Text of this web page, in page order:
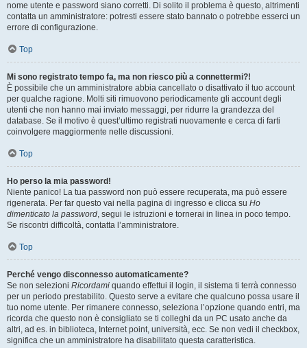
nome utente e password siano corretti. Di solito il problema è questo, altrimenti
contatta un amministratore: potresti essere stato bannato o potrebbe esserci un
errore di configurazione.
Top
Mi sono registrato tempo fa, ma non riesco più a connettermi?!
È possibile che un amministratore abbia cancellato o disattivato il tuo account
per qualche ragione. Molti siti rimuovono periodicamente gli account degli
utenti che non hanno mai inviato messaggi, per ridurre la grandezza del
database. Se il motivo è quest’ultimo registrati nuovamente e cerca di farti
coinvolgere maggiormente nelle discussioni.
Top
Ho perso la mia password!
Niente panico! La tua password non può essere recuperata, ma può essere
rigenerata. Per far questo vai nella pagina di ingresso e clicca su Ho
dimenticato la password, segui le istruzioni e tornerai in linea in poco tempo.
Se riscontri difficoltà, contatta l’amministratore.
Top
Perché vengo disconnesso automaticamente?
Se non selezioni Ricordami quando effettui il login, il sistema ti terrà connesso
per un periodo prestabilito. Questo serve a evitare che qualcuno possa usare il
tuo nome utente. Per rimanere connesso, seleziona l’opzione quando entri, ma
ricorda che questo non è consigliato se ti colleghi da un PC usato anche da
altri, ad es. in biblioteca, Internet point, università, ecc. Se non vedi il checkbox,
significa che un amministratore ha disabilitato questa caratteristica.